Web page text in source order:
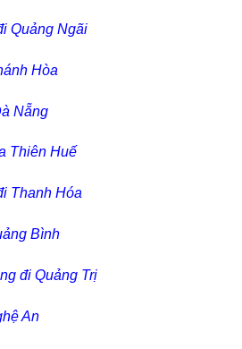
Quảng Ngãi
Hòa
Nẵng
Thiên Huế
Thanh Hóa
Bình
đi Quảng Trị
An